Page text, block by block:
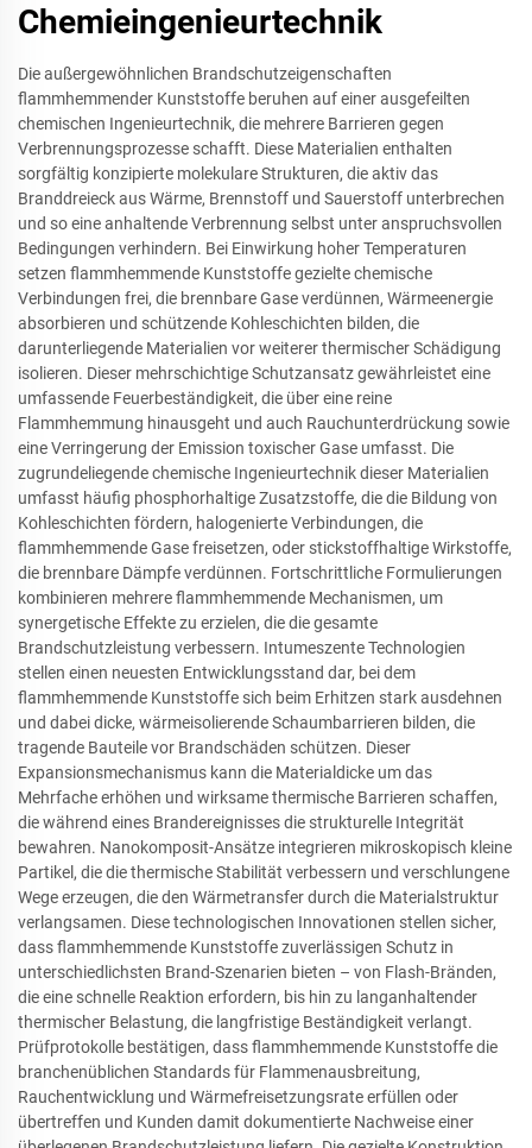
Chemieingenieurtechnik
Die außergewöhnlichen Brandschutzeigenschaften
flammhemmender Kunststoffe beruhen auf einer ausgefeilten
chemischen Ingenieurtechnik, die mehrere Barrieren gegen
Verbrennungsprozesse schafft. Diese Materialien enthalten
sorgfältig konzipierte molekulare Strukturen, die aktiv das
Branddreieck aus Wärme, Brennstoff und Sauerstoff unterbrechen
und so eine anhaltende Verbrennung selbst unter anspruchsvollen
Bedingungen verhindern. Bei Einwirkung hoher Temperaturen
setzen flammhemmende Kunststoffe gezielte chemische
Verbindungen frei, die brennbare Gase verdünnen, Wärmeenergie
absorbieren und schützende Kohleschichten bilden, die
darunterliegende Materialien vor weiterer thermischer Schädigung
isolieren. Dieser mehrschichtige Schutzansatz gewährleistet eine
umfassende Feuerbeständigkeit, die über eine reine
Flammhemmung hinausgeht und auch Rauchunterdrückung sowie
eine Verringerung der Emission toxischer Gase umfasst. Die
zugrundeliegende chemische Ingenieurtechnik dieser Materialien
umfasst häufig phosphorhaltige Zusatzstoffe, die die Bildung von
Kohleschichten fördern, halogenierte Verbindungen, die
flammhemmende Gase freisetzen, oder stickstoffhaltige Wirkstoffe,
die brennbare Dämpfe verdünnen. Fortschrittliche Formulierungen
kombinieren mehrere flammhemmende Mechanismen, um
synergetische Effekte zu erzielen, die die gesamte
Brandschutzleistung verbessern. Intumeszente Technologien
stellen einen neuesten Entwicklungsstand dar, bei dem
flammhemmende Kunststoffe sich beim Erhitzen stark ausdehnen
und dabei dicke, wärmeisolierende Schaumbarrieren bilden, die
tragende Bauteile vor Brandschäden schützen. Dieser
Expansionsmechanismus kann die Materialdicke um das
Mehrfache erhöhen und wirksame thermische Barrieren schaffen,
die während eines Brandereignisses die strukturelle Integrität
bewahren. Nanokomposit-Ansätze integrieren mikroskopisch kleine
Partikel, die die thermische Stabilität verbessern und verschlungene
Wege erzeugen, die den Wärmetransfer durch die Materialstruktur
verlangsamen. Diese technologischen Innovationen stellen sicher,
dass flammhemmende Kunststoffe zuverlässigen Schutz in
unterschiedlichsten Brand-Szenarien bieten – von Flash-Bränden,
die eine schnelle Reaktion erfordern, bis hin zu langanhaltender
thermischer Belastung, die langfristige Beständigkeit verlangt.
Prüfprotokolle bestätigen, dass flammhemmende Kunststoffe die
branchenüblichen Standards für Flammenausbreitung,
Rauchentwicklung und Wärmefreisetzungsrate erfüllen oder
übertreffen und Kunden damit dokumentierte Nachweise einer